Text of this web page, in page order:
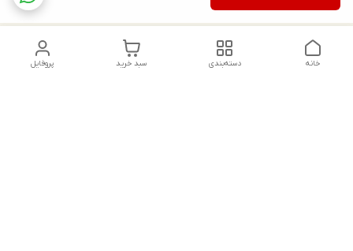
پروفایل سبد خرید دسته‌بندی خانه